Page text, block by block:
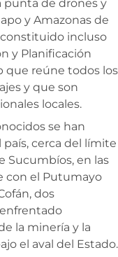
punta de drones y
y Amazonas de
constituido incluso
y Planificación
que reúne todos los
y que son
locales.
se han
cerca del límite
Sucumbíos, en las
con el Putumayo
dos
la minería y la
el aval del Estado.